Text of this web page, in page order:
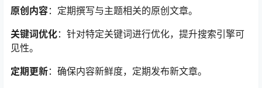
原创内容：定期撰写与主题相关的原创文章。
关键词优化：针对特定关键词进行优化，提升搜索引擎可
见性。
定期更新：确保内容新鲜度，定期发布新文章。